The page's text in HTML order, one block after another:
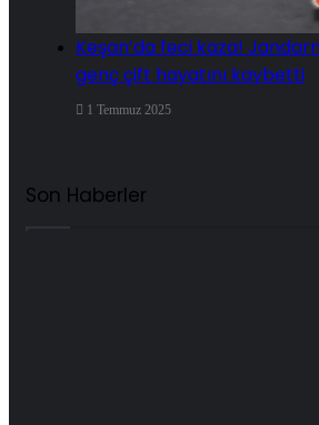
Keşan’da feci kaza!
genç çift hayatını kaybetti
1 Temmuz 2025
Son Haberler